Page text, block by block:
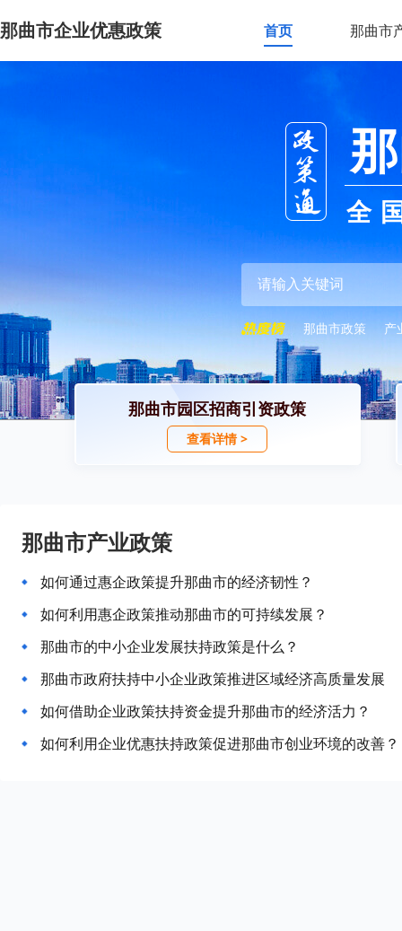
那曲市企业优惠政策 首页 那曲市
全
那曲市政策 产
那曲市园区招商引资政策
查看详情 >
那曲市产业政策
如何通过惠企政策提升那曲市的经济韧性？
如何利用惠企政策推动那曲市的可持续发展？
那曲市的中小企业发展扶持政策是什么？
那曲市政府扶持中小企业政策推进区域经济高质量发展
如何借助企业政策扶持资金提升那曲市的经济活力？
如何利用企业优惠扶持政策促进那曲市创业环境的改善？